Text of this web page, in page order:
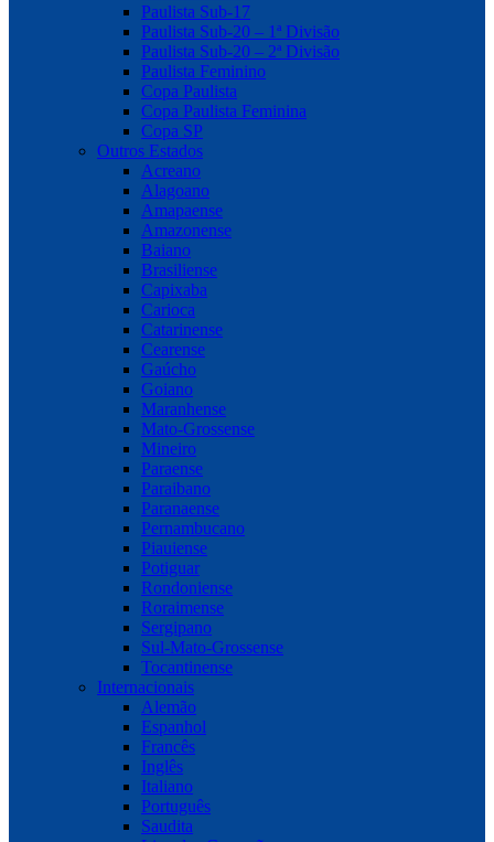
Paulista Sub-17
Paulista Sub-20 – 1ª Divisão
Paulista Sub-20 – 2ª Divisão
Paulista Feminino
Copa Paulista
Copa Paulista Feminina
Copa SP
Outros Estados
Acreano
Alagoano
Amapaense
Amazonense
Baiano
Brasiliense
Capixaba
Carioca
Catarinense
Cearense
Gaúcho
Goiano
Maranhense
Mato-Grossense
Mineiro
Paraense
Paraibano
Paranaense
Pernambucano
Piauiense
Potiguar
Rondoniense
Roraimense
Sergipano
Sul-Mato-Grossense
Tocantinense
Internacionais
Alemão
Espanhol
Francês
Inglês
Italiano
Português
Saudita